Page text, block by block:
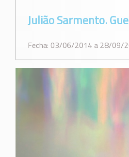
Julião Sarmento.
Fecha: 03/06/2014 a 28/09/